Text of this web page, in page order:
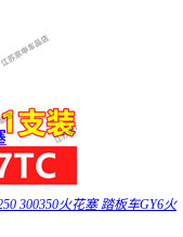
300350火花塞 踏板车GY6火